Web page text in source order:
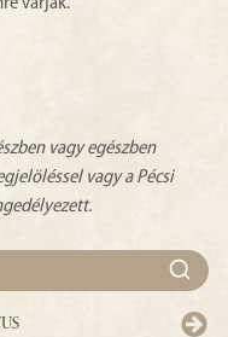
vagy egészben
vagy a Pécsi